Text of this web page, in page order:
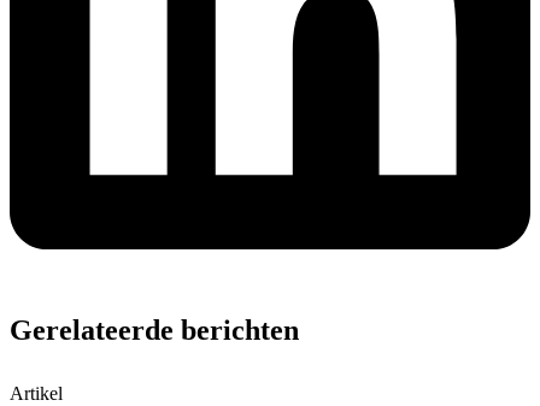
Gerelateerde berichten
Artikel